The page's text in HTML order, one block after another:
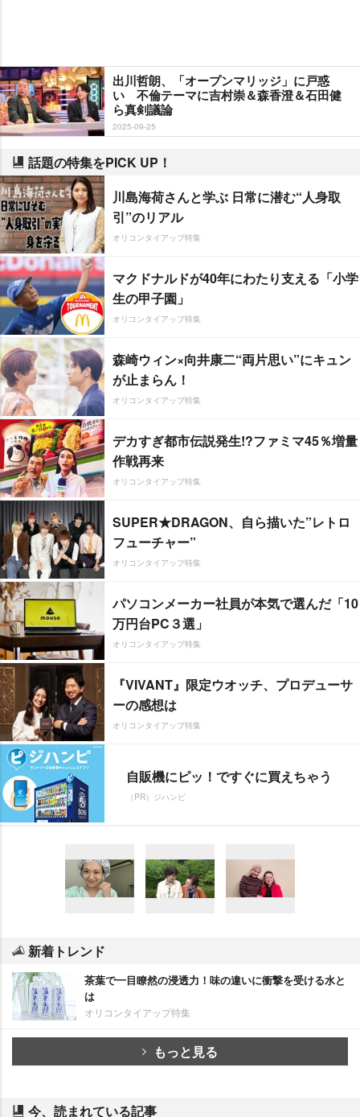
出川哲朗、「オープンマリッジ」に戸惑
い 不倫テーマに吉村崇＆森香澄＆石田健
ら真剣議論
2025-09-25
話題の特集をPICK UP！
川島海荷さんと学ぶ 日常に潜む“人身取
引”のリアル
オリコンタイアップ特集
マクドナルドが40年にわたり支える「小学
生の甲子園」
オリコンタイアップ特集
森崎ウィン×向井康二“両片思い”にキュン
が止まらん！
オリコンタイアップ特集
デカすぎ都市伝説発生!?ファミマ45％増量
作戦再来
オリコンタイアップ特集
SUPER★DRAGON、自ら描いた”レトロ
フューチャー”
オリコンタイアップ特集
パソコンメーカー社員が本気で選んだ「10
万円台PC３選」
オリコンタイアップ特集
『VIVANT』限定ウオッチ、プロデューサ
ーの感想は
オリコンタイアップ特集
自販機にピッ！ですぐに買えちゃう
（PR）ジハンピ
新着トレンド
茶葉で一目瞭然の浸透力！味の違いに衝撃を受ける水と
は
オリコンタイアップ特集
もっと見る
今、読まれている記事